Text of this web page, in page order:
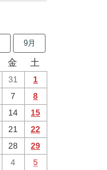
9月
金 土
31
1
7
8
14
15
21
22
28
29
4 5